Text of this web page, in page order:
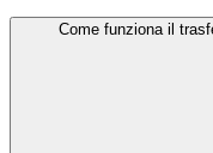
Come funziona il